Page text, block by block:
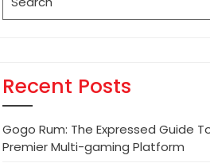
for:
Recent Posts
Gogo Rum: The Expressed Guide
Premier Multi-gaming Platform